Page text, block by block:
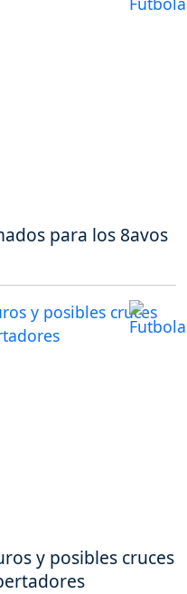
para los 8avos
y posibles cruces